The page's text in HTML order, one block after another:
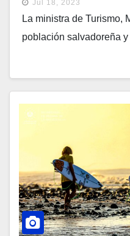
Jul 18, 2023
La ministra de Turismo,
población salvadoreña